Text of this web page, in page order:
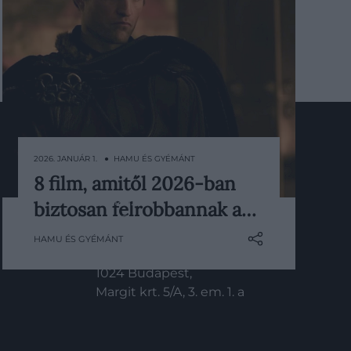
Az új évben egyszerre érkeznek
nagyszabású irodalmi adaptációk,
kultikus folytatások és olyan szerzői
bemutató előtt hónapokkal is óriási
az érdeklődés. Íme nyolc alkotás,
2026. JANUÁR 1. ● HAMU ÉS GYÉMÁNT
8 film, amitől 2026-ban
biztosan felrobbannak a…
HAMU ÉS GYÉMÁNT
KAPCSOLAT
Email:
info@hamuesgyemant.hu
1024 Budapest,
Margit krt. 5/A, 3. em. 1. a